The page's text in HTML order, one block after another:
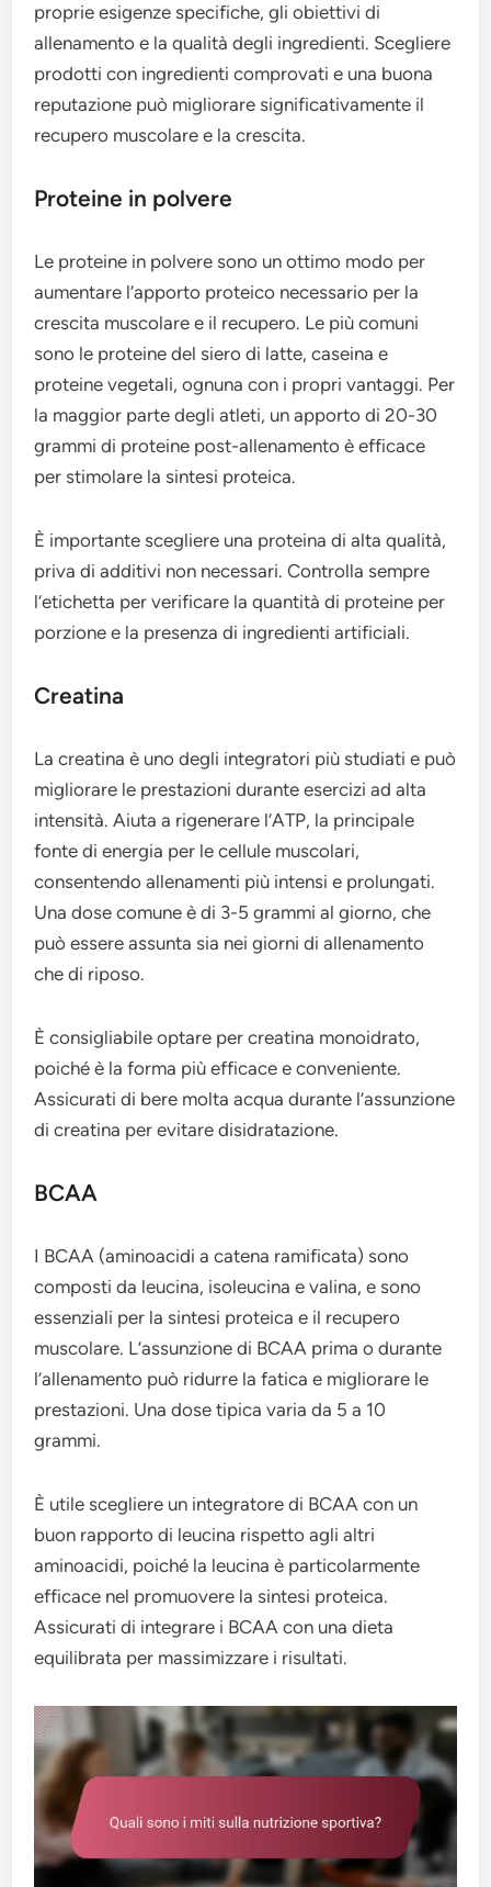
proprie esigenze specifiche, gli obiettivi di
allenamento e la qualità degli ingredienti. Scegliere
prodotti con ingredienti comprovati e una buona
reputazione può migliorare significativamente il
recupero muscolare e la crescita.
Proteine in polvere
Le proteine in polvere sono un ottimo modo per
aumentare l’apporto proteico necessario per la
crescita muscolare e il recupero. Le più comuni
sono le proteine del siero di latte, caseina e
proteine vegetali, ognuna con i propri vantaggi. Per
la maggior parte degli atleti, un apporto di 20-30
grammi di proteine post-allenamento è efficace
per stimolare la sintesi proteica.
È importante scegliere una proteina di alta qualità,
priva di additivi non necessari. Controlla sempre
l’etichetta per verificare la quantità di proteine per
porzione e la presenza di ingredienti artificiali.
Creatina
La creatina è uno degli integratori più studiati e può
migliorare le prestazioni durante esercizi ad alta
intensità. Aiuta a rigenerare l’ATP, la principale
fonte di energia per le cellule muscolari,
consentendo allenamenti più intensi e prolungati.
Una dose comune è di 3-5 grammi al giorno, che
può essere assunta sia nei giorni di allenamento
che di riposo.
È consigliabile optare per creatina monoidrato,
poiché è la forma più efficace e conveniente.
Assicurati di bere molta acqua durante l’assunzione
di creatina per evitare disidratazione.
BCAA
I BCAA (aminoacidi a catena ramificata) sono
composti da leucina, isoleucina e valina, e sono
essenziali per la sintesi proteica e il recupero
muscolare. L’assunzione di BCAA prima o durante
l’allenamento può ridurre la fatica e migliorare le
prestazioni. Una dose tipica varia da 5 a 10
grammi.
È utile scegliere un integratore di BCAA con un
buon rapporto di leucina rispetto agli altri
aminoacidi, poiché la leucina è particolarmente
efficace nel promuovere la sintesi proteica.
Assicurati di integrare i BCAA con una dieta
equilibrata per massimizzare i risultati.